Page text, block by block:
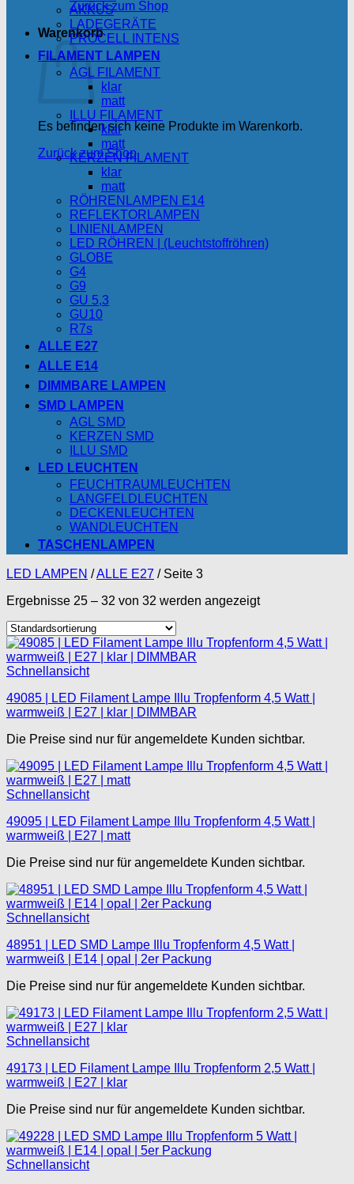
Zurück zum Shop
Warenkorb
Es befinden sich keine Produkte im Warenkorb.
Zurück zum Shop
AKKUS
LADEGERÄTE
PROCELL INTENS
FILAMENT LAMPEN
AGL FILAMENT
klar
matt
ILLU FILAMENT
klar
matt
KERZEN FILAMENT
klar
matt
RÖHRENLAMPEN E14
REFLEKTORLAMPEN
LINIENLAMPEN
LED RÖHREN | (Leuchtstoffröhren)
GLOBE
G4
G9
GU 5,3
GU10
R7s
ALLE E27
ALLE E14
DIMMBARE LAMPEN
SMD LAMPEN
AGL SMD
KERZEN SMD
ILLU SMD
LED LEUCHTEN
FEUCHTRAUMLEUCHTEN
LANGFELDLEUCHTEN
DECKENLEUCHTEN
WANDLEUCHTEN
TASCHENLAMPEN
LED LAMPEN /ALLE E27 /Seite 3
Ergebnisse 25 – 32 von 32 werden angezeigt
Schnellansicht
49085 | LED Filament Lampe Illu Tropfenform 4,5 Watt |
warmweiß | E27 | klar | DIMMBAR
Die Preise sind nur für angemeldete Kunden sichtbar.
Schnellansicht
49095 | LED Filament Lampe Illu Tropfenform 4,5 Watt |
warmweiß | E27 | matt
Die Preise sind nur für angemeldete Kunden sichtbar.
Schnellansicht
48951 | LED SMD Lampe Illu Tropfenform 4,5 Watt |
warmweiß | E14 | opal | 2er Packung
Die Preise sind nur für angemeldete Kunden sichtbar.
Schnellansicht
49173 | LED Filament Lampe Illu Tropfenform 2,5 Watt |
warmweiß | E27 | klar
Die Preise sind nur für angemeldete Kunden sichtbar.
Schnellansicht